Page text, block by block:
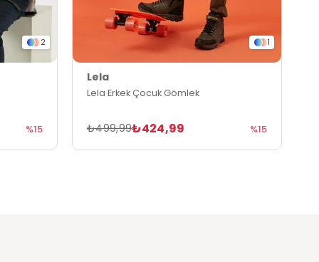
2
%15
1
Lela
Lela Erkek Çocuk Gömlek
₺424,99
₺499,99 %15